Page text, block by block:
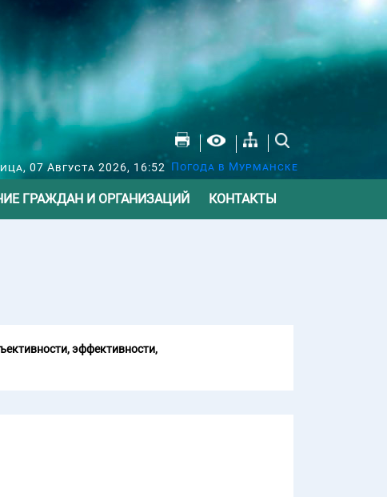
07 Августа 2026, 16:52 Погода в Мурманске
ГРАЖДАН И ОРГАНИЗАЦИЙ КОНТАКТЫ
эффективности,